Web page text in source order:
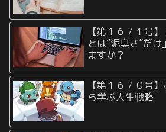
【第１６７１号
とは“泥臭さ”だ
ますか？
【第１６７０号
ら学ぶ人生戦略